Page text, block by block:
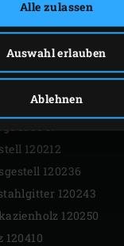
Alle zulassen
Auswahl erlauben
Ablehnen
bietet dir ein EGG
Anders
und
120212
120236
120243
120250
120410